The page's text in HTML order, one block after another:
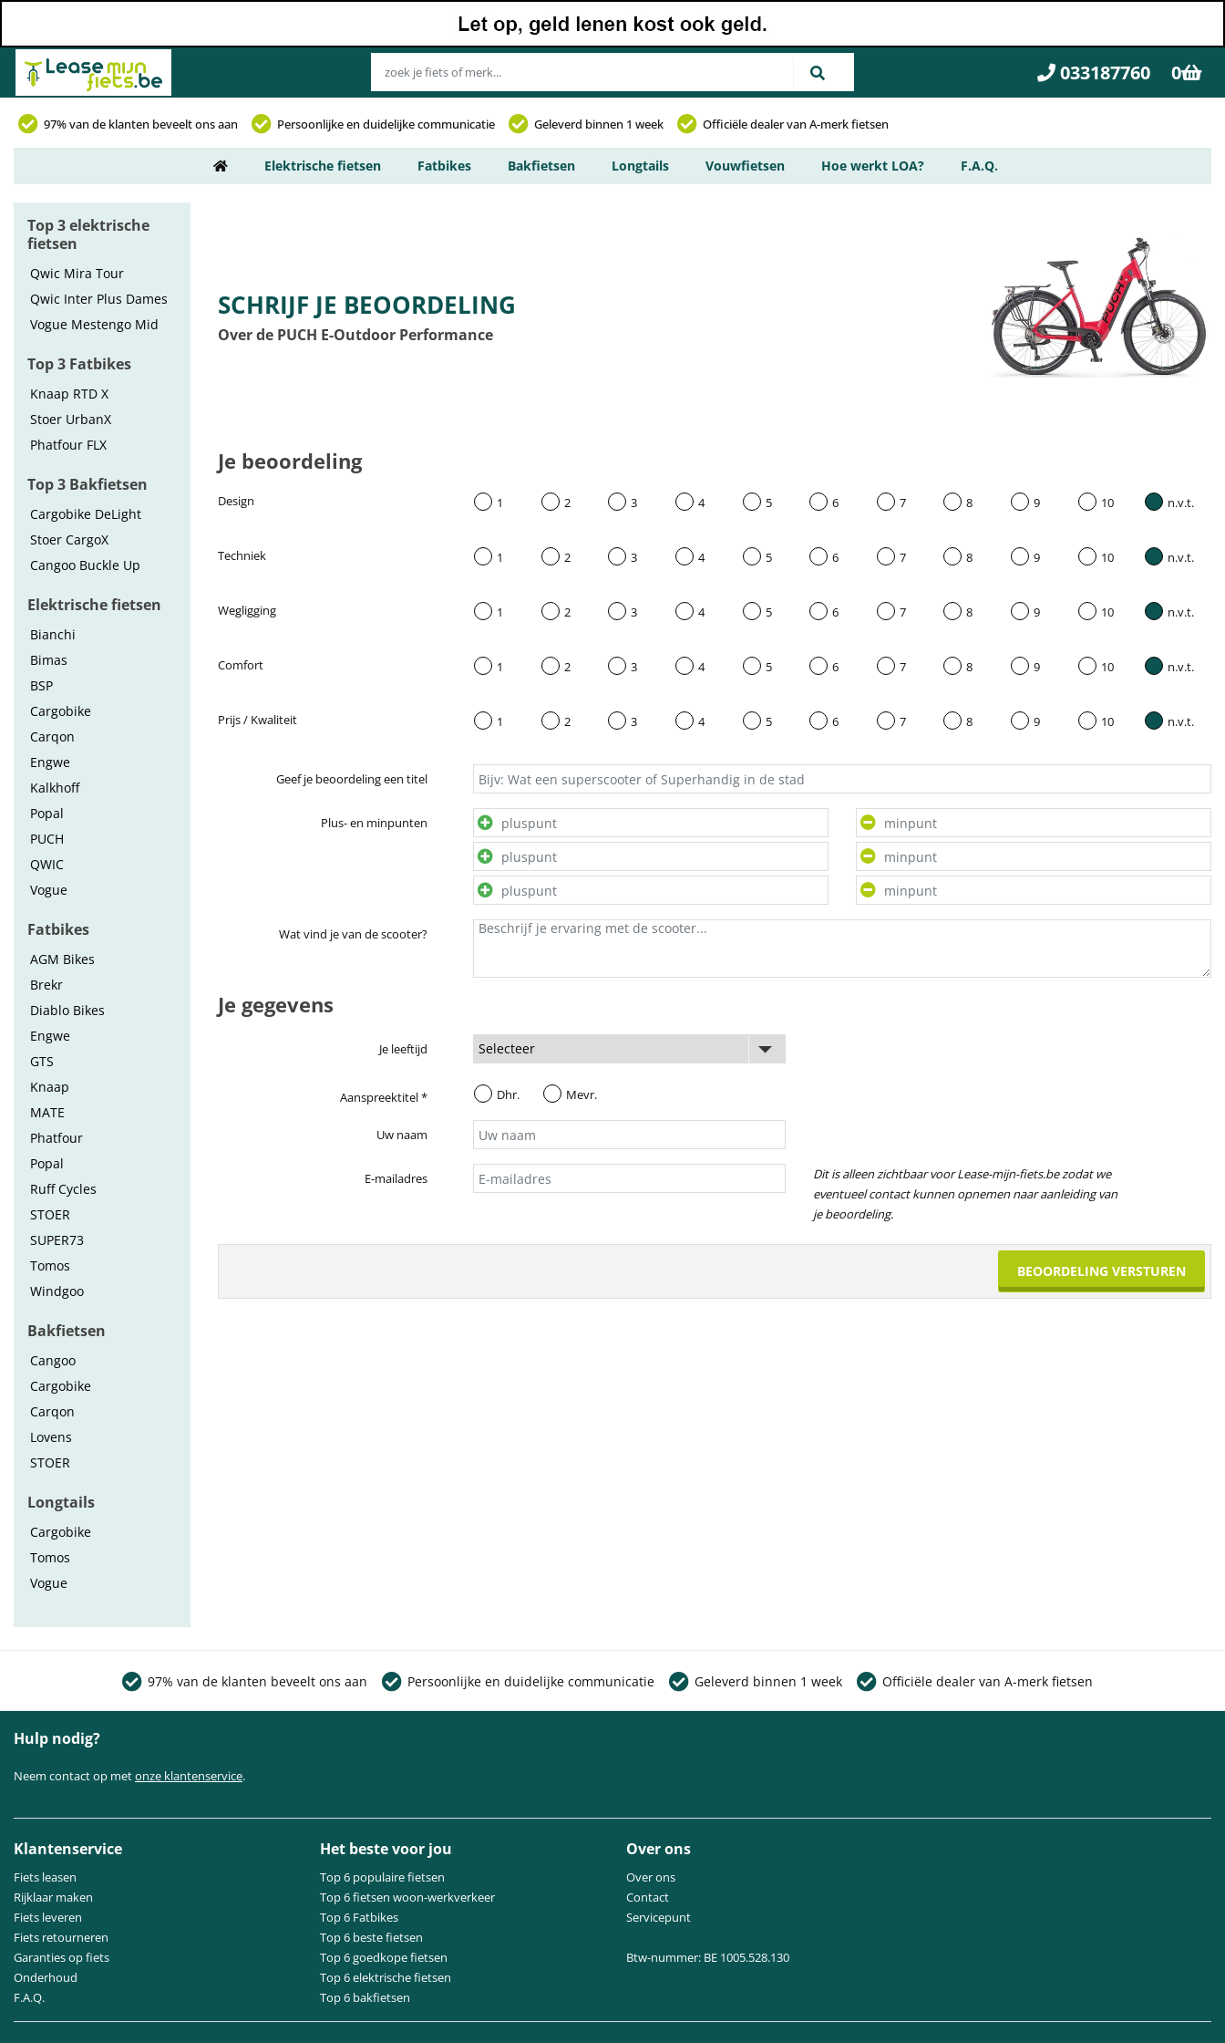
033187760 0
97% van de klanten beveelt ons aan Persoonlijke en duidelijke communicatie Geleverd binnen 1 week Officiële dealer van A-merk fietsen
Elektrische fietsen Fatbikes Bakfietsen Longtails Vouwfietsen Hoe werkt LOA? F.A.Q.
Top 3 elektrische
fietsen
Qwic Mira Tour
Qwic Inter Plus Dames
Vogue Mestengo Mid
Top 3 Fatbikes
Knaap RTD X
Stoer UrbanX
Phatfour FLX
Top 3 Bakfietsen
Cargobike DeLight
Stoer CargoX
Cangoo Buckle Up
Elektrische fietsen
Bianchi
Bimas
BSP
Cargobike
Carqon
Engwe
Kalkhoff
Popal
PUCH
QWIC
Vogue
Fatbikes
AGM Bikes
Brekr
Diablo Bikes
Engwe
GTS
Knaap
MATE
Phatfour
Popal
Ruff Cycles
STOER
SUPER73
Tomos
Windgoo
Bakfietsen
Cangoo
Cargobike
Carqon
Lovens
STOER
Longtails
Cargobike
Tomos
Vogue
SCHRIJF JE BEOORDELING
Over de PUCH E-Outdoor Performance
Je beoordeling
Design 1 2 3 4 5 6 7 8 9 10 n.v.t.
Techniek 1 2 3 4 5 6 7 8 9 10 n.v.t.
Wegligging 1 2 3 4 5 6 7 8 9 10 n.v.t.
Comfort 1 2 3 4 5 6 7 8 9 10 n.v.t.
Prijs / Kwaliteit 1 2 3 4 5 6 7 8 9 10 n.v.t.
Geef je beoordeling een titel
Plus- en minpunten
Wat vind je van de scooter?
Je gegevens
Je leeftijd
Aanspreektitel * Dhr. Mevr.
Uw naam
E-mailadres
Dit is alleen zichtbaar voor Lease-mijn-fiets.be zodat we
eventueel contact kunnen opnemen naar aanleiding van
je beoordeling.
97% van de klanten beveelt ons aan Persoonlijke en duidelijke communicatie Geleverd binnen 1 week Officiële dealer van A-merk fietsen
Hulp nodig?
Neem contact op metonze klantenservice.
Klantenservice
Fiets leasen
Rijklaar maken
Fiets leveren
Fiets retourneren
Garanties op fiets
Onderhoud
F.A.Q.
Het beste voor jou
Top 6 populaire fietsen
Top 6 fietsen woon-werkverkeer
Top 6 Fatbikes
Top 6 beste fietsen
Top 6 goedkope fietsen
Top 6 elektrische fietsen
Top 6 bakfietsen
Over ons
Over ons
Contact
Servicepunt
Btw-nummer: BE 1005.528.130